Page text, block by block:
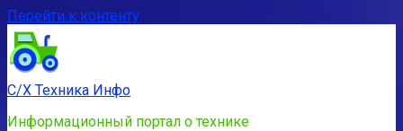
Перейти к контенту
С/Х Техника Инфо
Информационный портал о технике